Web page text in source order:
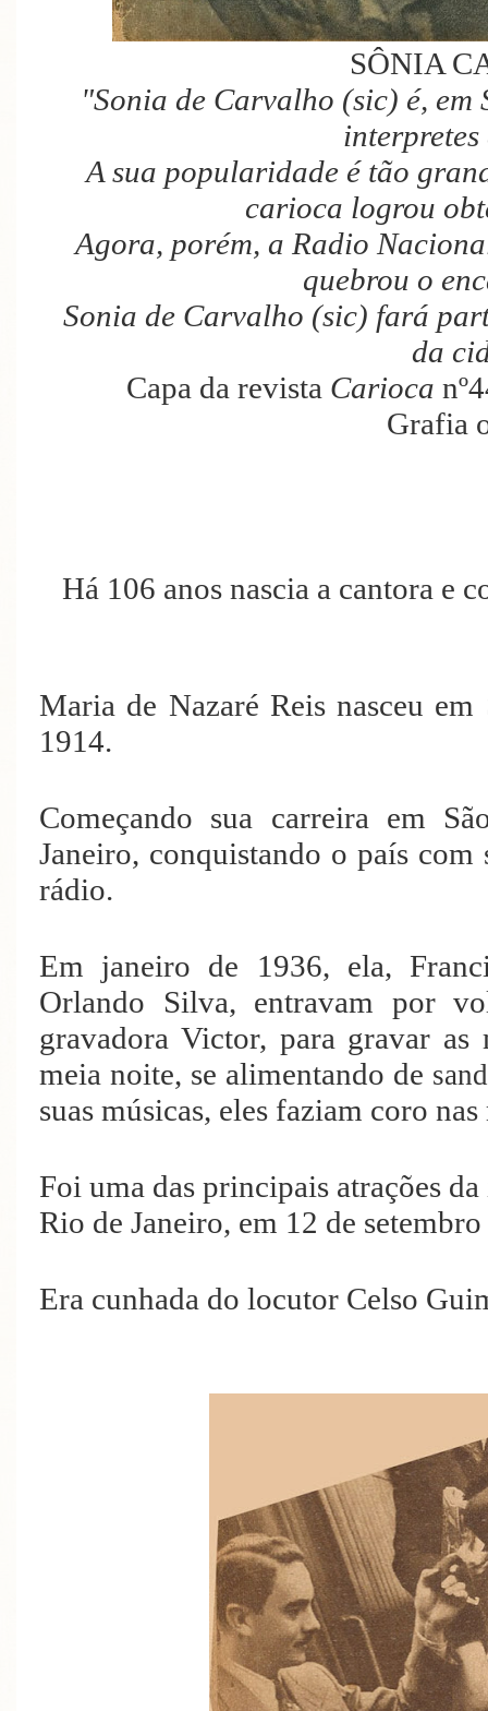
SÔNIA
"Sonia de Carvalho (sic) é, em
A sua popularidade é tão
carioca logrou
Agora, porém, a Radio
quebrou o
Sonia de Carvalho (sic) fará
da
Capa da revista Carioca
Grafia
Há 106 anos nascia a cantora e
Maria de Nazaré Reis nasceu
1914.
Começando sua carreira em
Janeiro, conquistando o país com
rádio.
Em janeiro de 1936, ela,
Orlando Silva, entravam por
gravadora Victor, para gravar as
meia noite, se alimentando de
suas músicas, eles faziam coro
Foi uma das principais atrações
Rio de Janeiro, em 12 de
Era cunhada do locutor Celso